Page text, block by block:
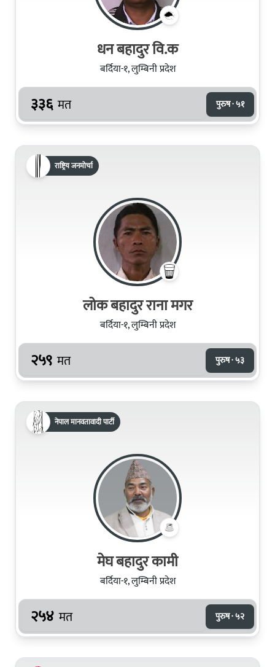
धन बहादुर वि.क
बर्दिया-१, लुम्बिनी प्रदेश
३३६ मत पुरुष · ५१
राष्ट्रिय जनमोर्चा
लोक बहादुर राना मगर
बर्दिया-१, लुम्बिनी प्रदेश
२५९ मत पुरुष · ५३
नेपाल मानवतावादी पार्टी
मेघ बहादुर कामी
बर्दिया-१, लुम्बिनी प्रदेश
२५४ मत पुरुष · ५२